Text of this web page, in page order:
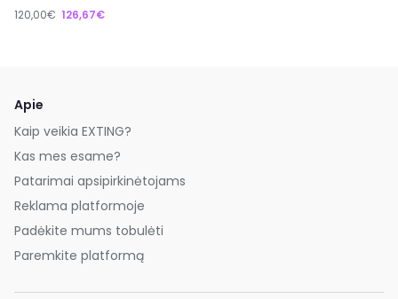
120,00€ 126,67€
Apie
Kaip veikia EXTING?
Kas mes esame?
Patarimai apsipirkinėtojams
Reklama platformoje
Padėkite mums tobulėti
Paremkite platformą